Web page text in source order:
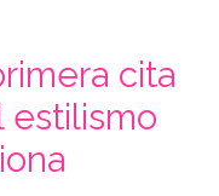
cita
estilismo